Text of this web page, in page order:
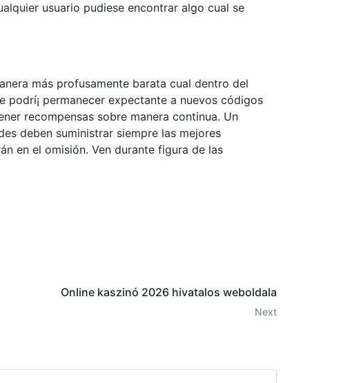
usuario pudiese encontrar algo cual se
más profusamente barata cual dentro del
permanecer expectante a nuevos códigos
recompensas sobre manera continua. Un
deben suministrar siempre las mejores
en el omisión. Ven durante figura de las
Online kaszinó 2026 hivatalos weboldala
Next